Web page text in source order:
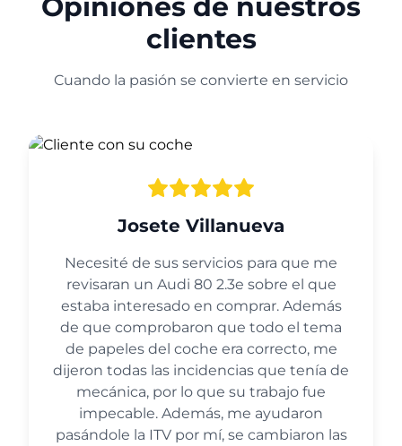
Opiniones de nuestros
clientes
Cuando la pasión se convierte en servicio
Josete Villanueva
Necesité de sus servicios para que me
revisaran un Audi 80 2.3e sobre el que
estaba interesado en comprar. Además
de que comprobaron que todo el tema
de papeles del coche era correcto, me
dijeron todas las incidencias que tenía de
mecánica, por lo que su trabajo fue
impecable. Además, me ayudaron
pasándole la ITV por mí, se cambiaron las